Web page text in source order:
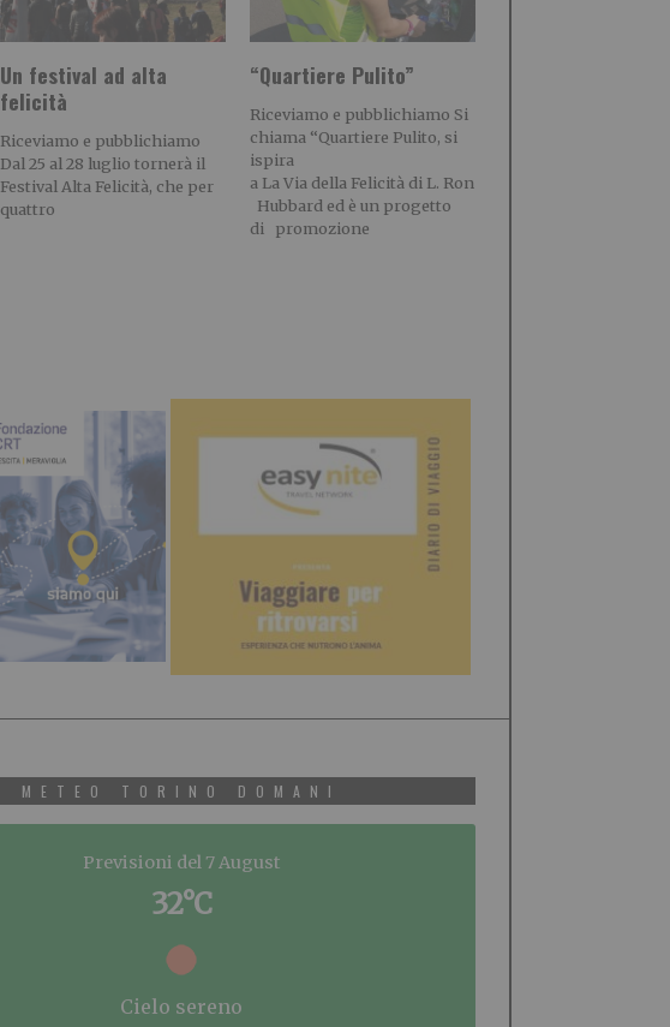
Un festival ad alta
felicità
Riceviamo e pubblichiamo
Dal 25 al 28 luglio tornerà il
Festival Alta Felicità, che per
quattro
“Quartiere Pulito”
Riceviamo e pubblichiamo Si
chiama “Quartiere Pulito, si
ispira
a La Via della Felicità di L. Ron
Hubbard ed è un progetto
di promozione
METEO TORINO DOMANI
Previsioni del 7 August
32°C
cielo sereno